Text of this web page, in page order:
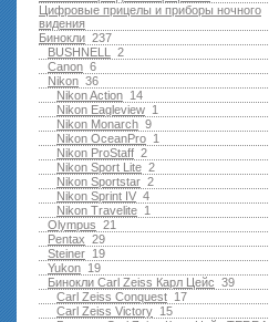
Цифровые прицелы и приборы ночного
видения
237
Бинокли
2
BUSHNELL
6
Canon
36
Nikon
14
Nikon Action
1
Nikon Eagleview
9
Nikon Monarch
1
Nikon OceanPro
2
Nikon ProStaff
2
Nikon Sport Lite
2
Nikon Sportstar
4
Nikon Sprint IV
1
Nikon Travelite
21
Olympus
29
Pentax
19
Steiner
19
Yukon
39
Бинокли Carl Zeiss Карл Цейс
17
Carl Zeiss Conquest
15
Carl Zeiss Victory